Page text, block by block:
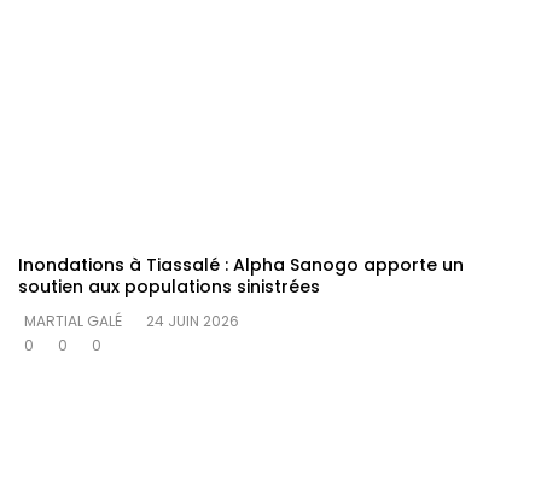
Inondations à Tiassalé : Alpha Sanogo apporte un
soutien aux populations sinistrées
MARTIAL GALÉ
24 JUIN 2026
0
0 0